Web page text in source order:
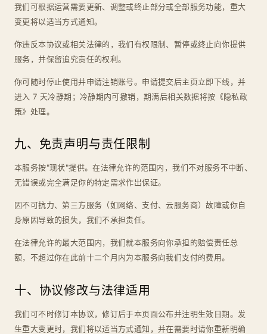
我们可根据运营需要更新、调整或终止部分或全部服务功能，重大
变更将以适当方式通知。
你违反本协议或相关法律的，我们有权限制、暂停或终止向你提供
服务，并保留追究责任的权利。
你可随时停止使用并申请注销账号。申请提交后主页立即下线，并
进入 7 天冷静期；冷静期内可撤销，期满后相关数据将按《隐私政
策》处理。
九、免责声明与责任限制
本服务按"现状"提供。在法律允许的范围内，我们不对服务不中断、
无错误或完全满足你的特定需求作出保证。
因不可抗力、第三方服务（如网络、支付、云服务商）故障或你自
身原因导致的损失，我们不承担责任。
在法律允许的最大范围内，我们就本服务向你承担的赔偿责任总
额，不超过你在此前十二个月内为本服务向我们支付的费用。
十、协议修改与法律适用
我们可不时修订本协议，修订后于本页面公布并注明生效日期。发
生重大变更时，我们将以适当方式通知，并在需要时请你重新明确